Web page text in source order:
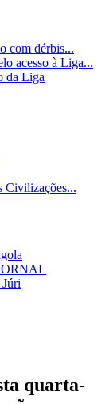
com dérbis...
acesso à Liga...
da Liga
Civilizações...
Júri
quarta-